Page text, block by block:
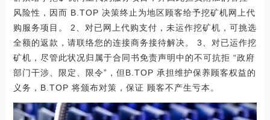
风险性，因而 B.TOP 决策终止为地区顾客给予挖矿机网上代
购服务项目。 2、对已网上代购支付，未运作挖矿机，可挑选
全额的返款，请联络您的连接商务接待解决。 3、对已运作挖
矿机，尽管此状况归属于合同书免责声明中的不可抗拒 “政府
部门干涉、限定、限令”，但B.TOP 承担维护保养顾客权益的
义务，B.TOP 将颁布对策，保证 顾客不产生亏本。